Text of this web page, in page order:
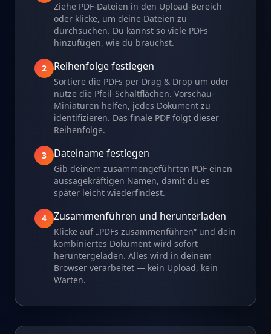
Ziehe PDF-Dateien in den Upload-Bereich
oder klicke, um deine Dateien zu
durchsuchen. Du kannst so viele PDFs
hinzufügen, wie du brauchst.
2 Reihenfolge festlegen
Sortiere die PDFs per Drag & Drop um oder
nutze die Pfeil-Schaltflächen. Vorschau-
Miniaturen helfen, jedes Dokument zu
identifizieren. Das finale PDF folgt dieser
Reihenfolge.
3 Dateiname festlegen
Gib deinem zusammengeführten PDF einen
aussagekräftigen Namen, damit du es
später leicht wiederfindest.
4 Zusammenführen und herunterladen
Klicke auf „PDFs zusammenführen“ und dein
kombiniertes Dokument wird sofort
heruntergeladen. Alles wird in deinem
Browser verarbeitet — kein Upload, kein
Warten.